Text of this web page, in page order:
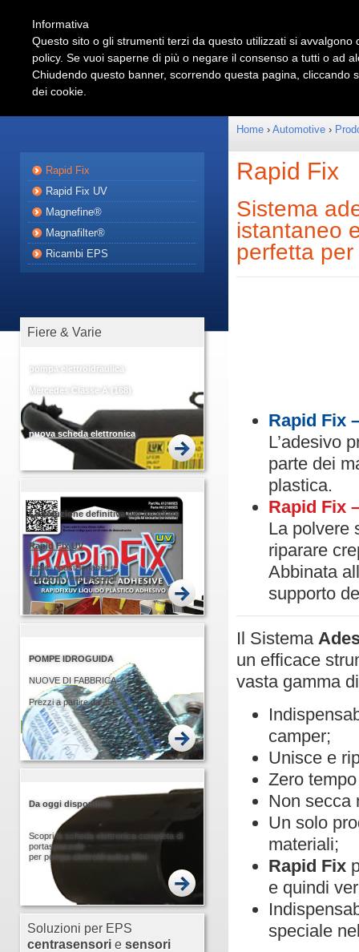
Shop
Automotive
Rapid Fix
Rapid Fix UV
Magnefine®
Magnafilter®
Ricambi EPS
Fiere & Varie
pompa elettroidraulica
Mercedes Classe A (168)
nuova scheda elettronica
PIU' FACILE PIU' VELOCE
La soluzione definitiva per incollare
RapidFix UV
facile, riposizionabile e
pronto in venti secondi
POMPE IDROGUIDA
NUOVE DI FABBRICA
Prezzi a partire da 25€
Da oggi disponibile
Scopri la scheda elettronica completa di
portaspazzole
per pompa elettroidraulica Mini
Soluzioni per EPS
centrasensori e sensori
Home › Automotive ›
Rapid Fix
Sistema
istantaneo
perfetta per
Rapid Fix
L’adesivo
parte dei
plastica.
Rapid Fix
La polvere
riparare
Abbinata
supporto
Il Sistema
un efficace
vasta gamma
camper;
Unisce e
Zero
Non secca
Un solo
materiali;
Rapid Fix
e quindi
speciale
Informativa
Questo sito o gli strumenti terzi da questo utilizzati si
policy. Se vuoi saperne di più o negare il consenso a tutti o ad
Chiudendo questo banner, scorrendo questa pagina, cliccando
dei cookie.